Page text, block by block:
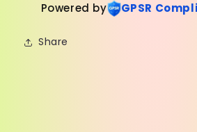
Powered by GPSR
Share